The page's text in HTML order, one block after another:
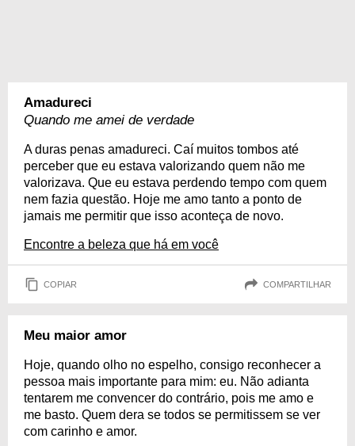
Amadureci
Quando me amei de verdade
A duras penas amadureci. Caí muitos tombos até
perceber que eu estava valorizando quem não me
valorizava. Que eu estava perdendo tempo com quem
nem fazia questão. Hoje me amo tanto a ponto de
jamais me permitir que isso aconteça de novo.
Encontre a beleza que há em você
COPIAR COMPARTILHAR
Meu maior amor
Hoje, quando olho no espelho, consigo reconhecer a
pessoa mais importante para mim: eu. Não adianta
tentarem me convencer do contrário, pois me amo e
me basto. Quem dera se todos se permitissem se ver
com carinho e amor.